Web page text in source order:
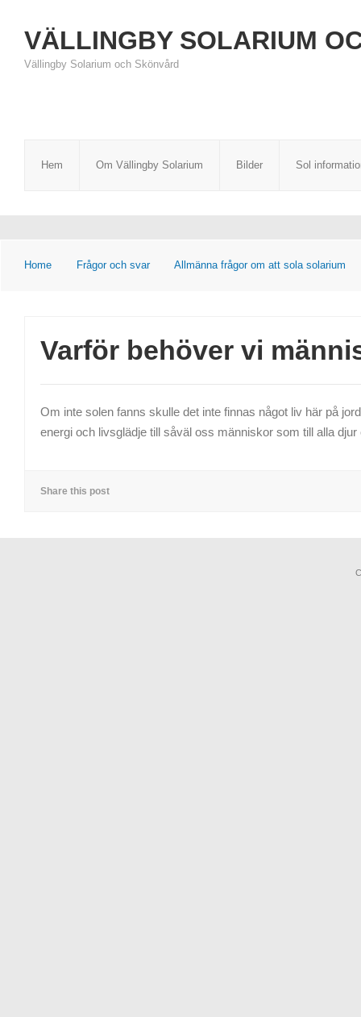
VÄLLINGBY SOLARIUM
Vällingby Solarium och Skönvård
Hem Om Vällingby Solarium Bilder Sol
Home Frågor och svar Allmänna frågor om att sola solarium
Varför behöver vi
Om inte solen fanns skulle det inte finnas något liv här på
energi och livsglädje till såväl oss människor som till alla djur
Share this post